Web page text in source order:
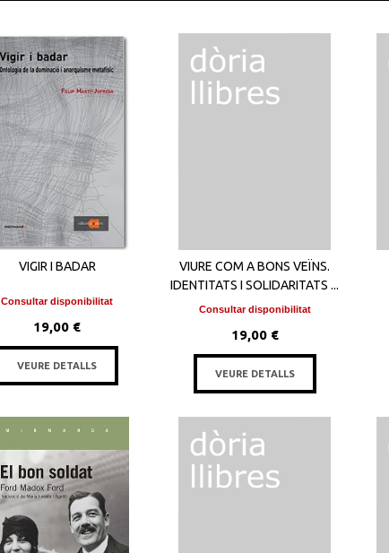
VIGIR I BADAR
Consultar disponibilitat
19,00 €
VEURE DETALLS
VIURE COM A BONS VEÏNS.
IDENTITATS I SOLIDARITATS ...
Consultar disponibilitat
19,00 €
VEURE DETALLS